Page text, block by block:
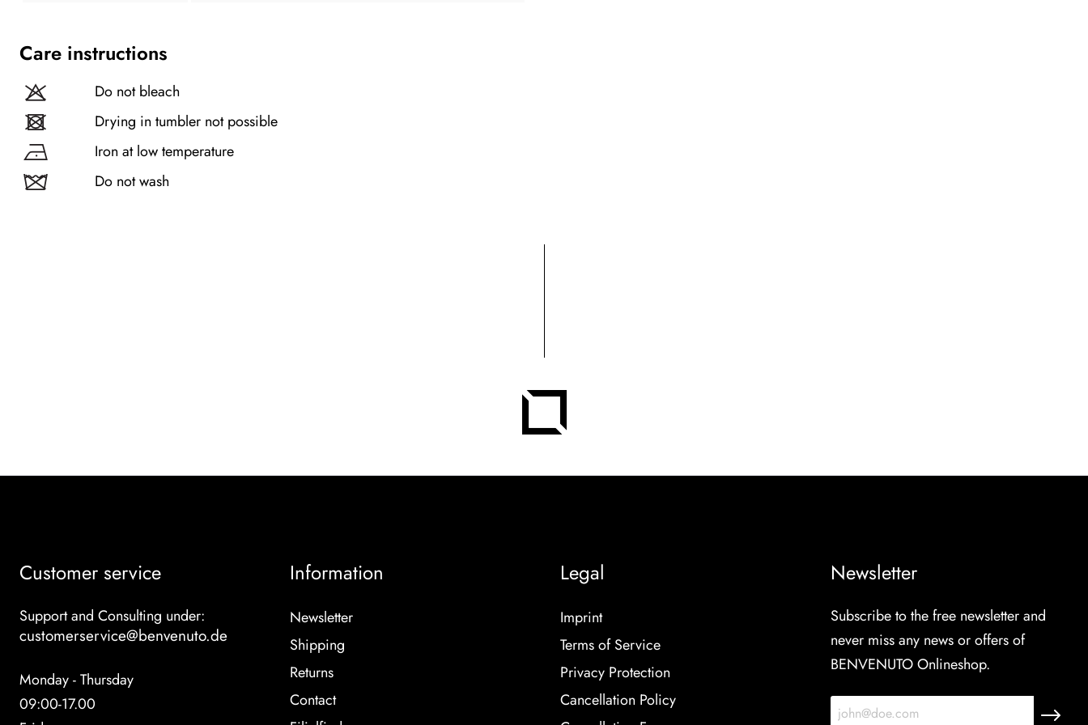
Care instructions
Do not bleach
Drying in tumbler not possible
Iron at low temperature
Do not wash
Customer service
Support and Consulting under:
customerservice@benvenuto.de
Monday - Thursday
09:00-17.00
Information
Newsletter
Shipping
Returns
Contact
Legal
Imprint
Terms of Service
Privacy Protection
Cancellation Policy
Newsletter
Subscribe to the free newsletter and
never miss any news or offers of
BENVENUTO Onlineshop.